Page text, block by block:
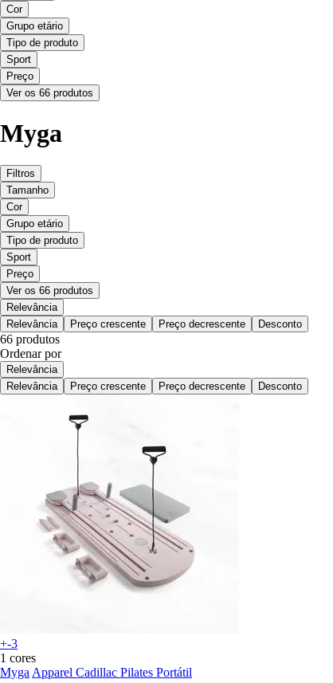
Cor
Grupo etário
Tipo de produto
Sport
Preço
Ver os 66 produtos
Myga
Filtros
Tamanho
Cor
Grupo etário
Tipo de produto
Sport
Preço
Ver os 66 produtos
Relevância
Relevância
Preço crescente Preço decrescente Desconto
66 produtos
Ordenar por
Relevância
Relevância
Preço crescente Preço decrescente Desconto
+-3
1 cores
Myga Apparel Cadillac Pilates Portátil